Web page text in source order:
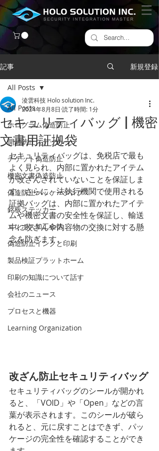
記事 新規登録
All Posts
ホログラム偽造防止
開封防止ステッカー
チケット偽造防止
機密文書偽造防止
偽造防止パッケージング
銘板ステッカー
エンボス加工金箔
偽造防止インクと印刷
製品検証プラットホーム
印刷の知識について話す
会社のニュース
プロセスと機器
Learning Organization
All Posts
セキュリティバッグ | 機密
文書用証拠袋
淩雲科技 Holo solution Inc.
2024年8月8日 読了時間: 1分
セキュリティバッグは、免税店で最も
よく見られ、内部に置かれたアイテム
が改ざんされていないことを保証しま
す。さらに、法執行機関で使用される
証拠バッグは、内部に置かれたアイテ
ムや機密文書の安全性を保証し、輸送
中に改ざんや内容物の交換に対する懸
念を防ぎます。
改ざん防止セキュリティバッグ
セキュリティバッグのシールが開かれ
ると、「VOID」や「Open」などの言
葉が表示されます。このシールが破ら
れると、元に戻すことはできず、パッ
ケージの完全性を確認することができ